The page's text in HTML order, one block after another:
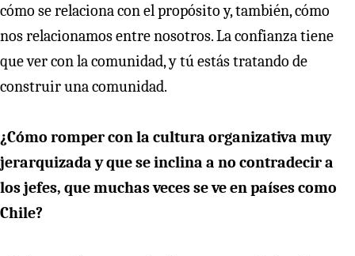
cómo se relaciona con el propósito y, también, cómo
nos relacionamos entre nosotros. La confianza tiene
que ver con la comunidad, y tú estás tratando de
construir una comunidad.
¿Cómo romper con la cultura organizativa muy
jerarquizada y que se inclina a no contradecir a
los jefes, que muchas veces se ve en países como
Chile?